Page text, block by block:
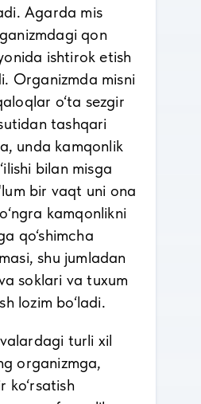
Agarda mis
qon
ishtirok etish
Organizmda misni
o‘ta sezgir
tashqari
unda kamqonlik
bilan misga
bir vaqt uni ona
kamqonlikni
qo‘shimcha
shu jumladan
soklari va tuxum
lozim bo‘ladi.
turli xil
organizmga,
ko‘rsatish